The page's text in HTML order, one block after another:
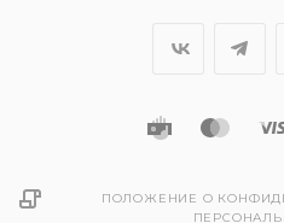
ПОЛОЖЕНИЕ О